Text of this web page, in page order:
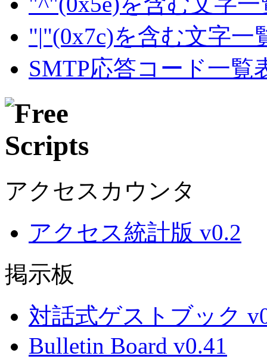
"|"(0x7c)を含む文字一
SMTP応答コード一覧
アクセスカウンタ
アクセス統計版 v0.2
掲示板
対話式ゲストブック
Bulletin Board v0.41